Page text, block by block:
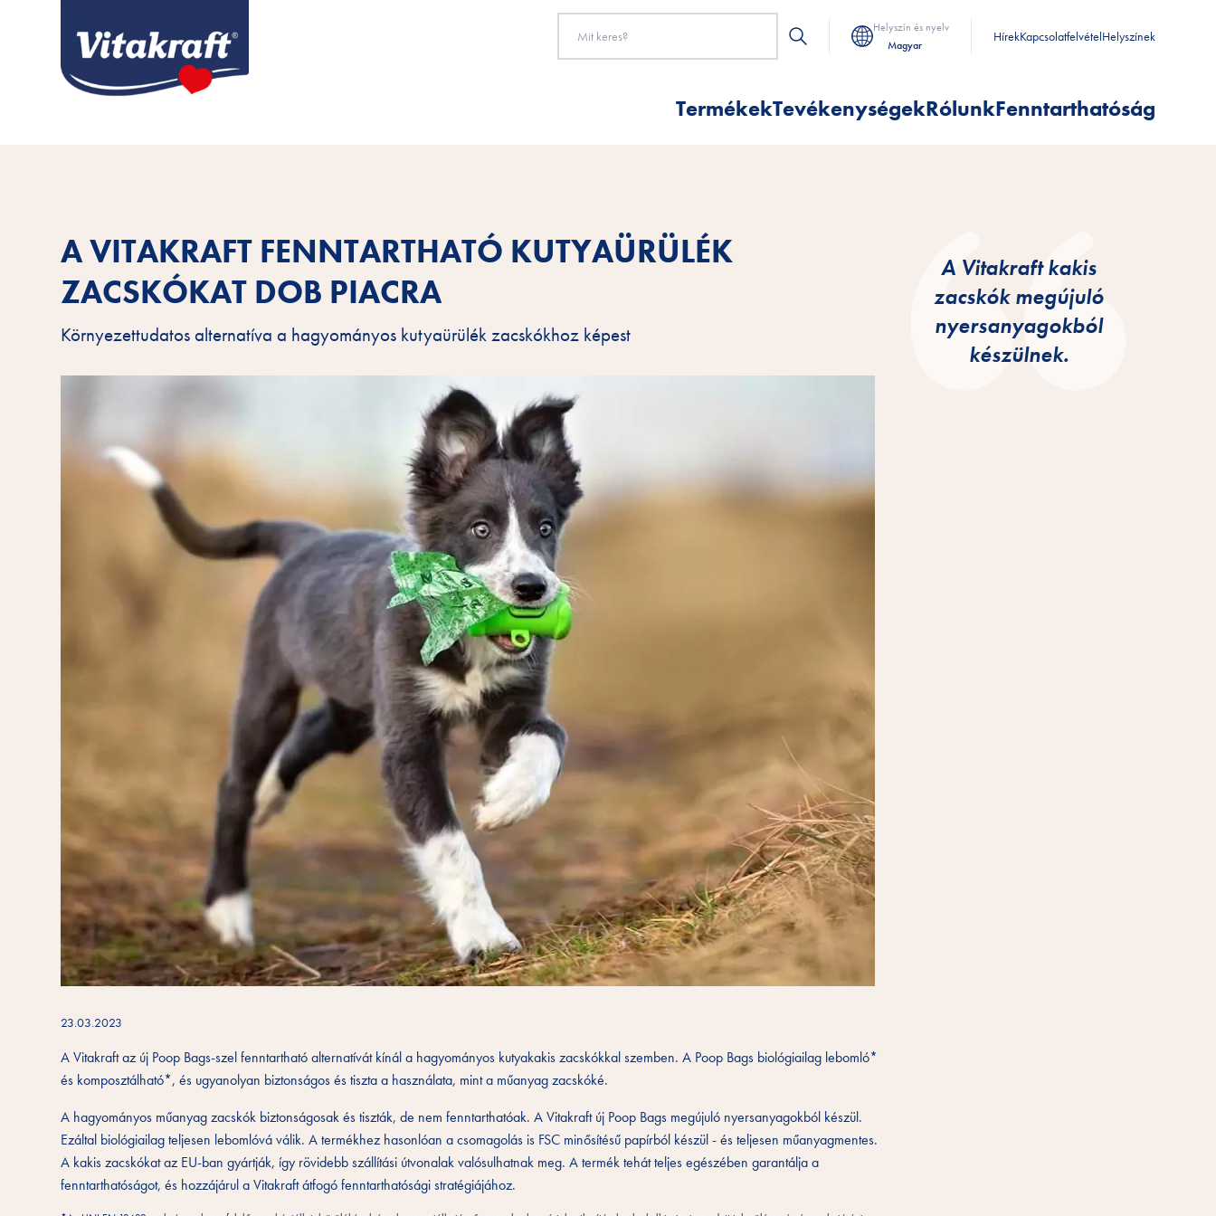
Helyszín és nyelv
Magyar
HírekKapcsolatfelvételHelyszínek
TermékekTevékenységekRólunkFenntarthatóság
A VITAKRAFT FENNTARTHATÓ KUTYAÜRÜLÉK
ZACSKÓKAT DOB PIACRA
Környezettudatos alternatíva a hagyományos kutyaürülék zacskókhoz képest
23.03.2023
A Vitakraft az új Poop Bags-szel fenntartható alternatívát kínál a hagyományos kutyakakis zacskókkal szemben. A Poop Bags biológiailag lebomló*
és komposztálható*, és ugyanolyan biztonságos és tiszta a használata, mint a műanyag zacskóké.
A hagyományos műanyag zacskók biztonságosak és tiszták, de nem fenntarthatóak. A Vitakraft új Poop Bags megújuló nyersanyagokból készül.
Ezáltal biológiailag teljesen lebomlóvá válik. A termékhez hasonlóan a csomagolás is FSC minősítésű papírból készül - és teljesen műanyagmentes.
A kakis zacskókat az EU-ban gyártják, így rövidebb szállítási útvonalak valósulhatnak meg. A termék tehát teljes egészében garantálja a
fenntarthatóságot, és hozzájárul a Vitakraft átfogó fenntarthatósági stratégiájához.
A Vitakraft kakis
zacskók megújuló
nyersanyagokból
készülnek.